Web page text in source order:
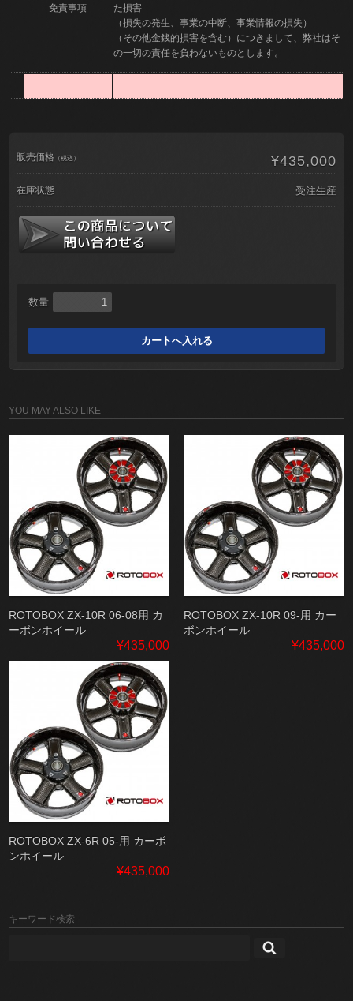
免責事項
た損害
（損失の発生、事業の中断、事業情報の損失）
（その他金銭的損害を含む）につきまして、弊社はそ
の一切の責任を負わないものとします。
販売価格 （税込） ¥435,000
在庫状態 受注生産
数量
YOU MAY ALSO LIKE
ROTOBOX ZX-10R 06-08用 カ
ーボンホイール
¥435,000
ROTOBOX ZX-10R 09-用 カー
ボンホイール
¥435,000
ROTOBOX ZX-6R 05-用 カーボ
ンホイール
¥435,000
キーワード検索